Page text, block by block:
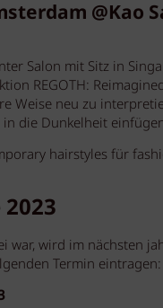
@Kao
Salon mit Sitz in
REGOTH:
Weise neu zu
die Dunkelheit
hairstyles für
war, wird im nächsten
Termin eintragen: